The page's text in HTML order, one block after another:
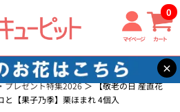
マイページ カート
0
×
すめの花のギフト・プレゼント特集2026
プレゼント特集2026
【敬老の日 産直花
【果子乃季】栗ほまれ 4個入